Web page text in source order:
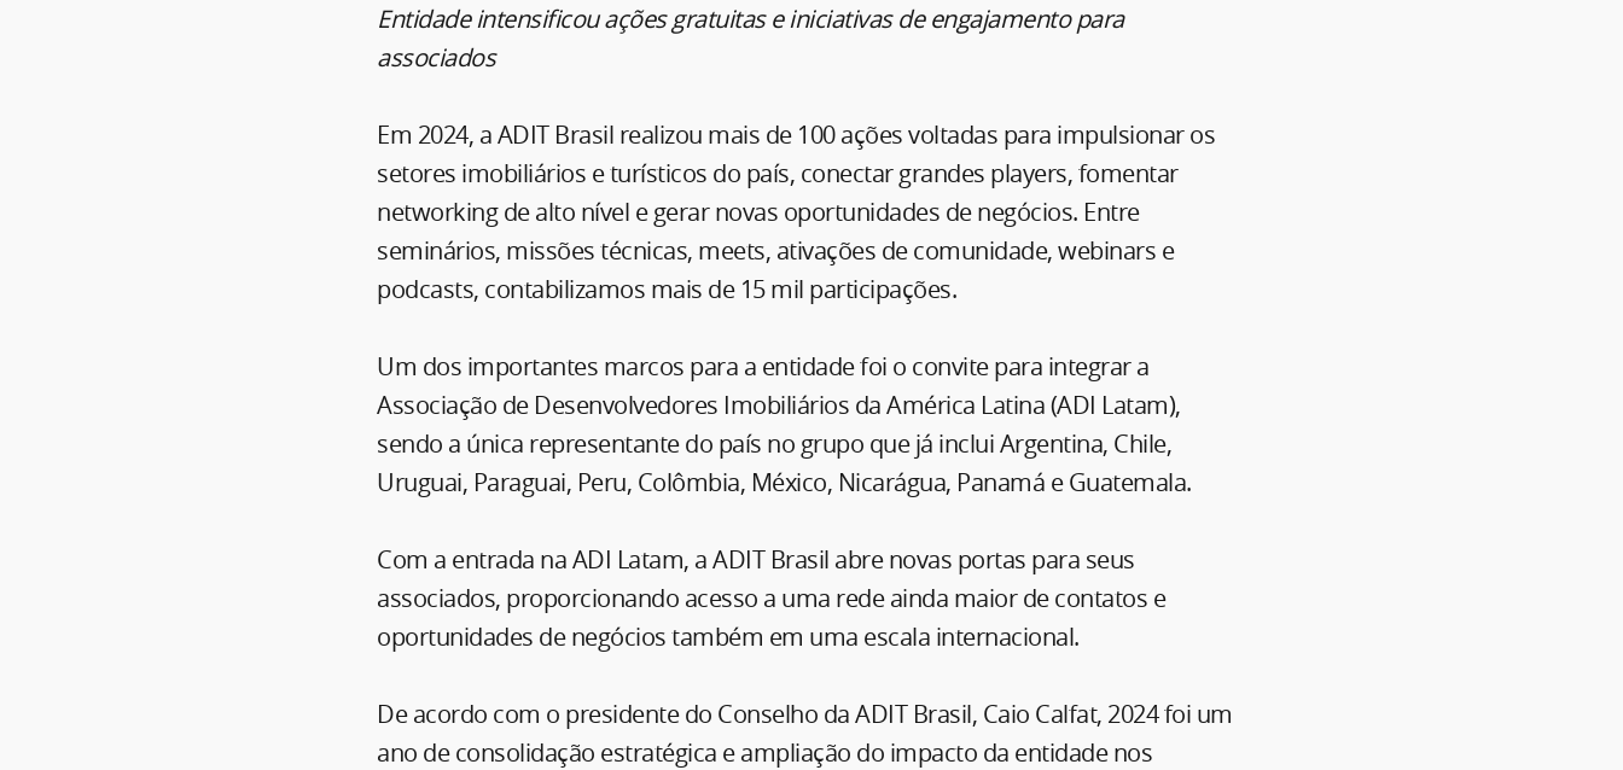
Entidade intensificou ações gratuitas e iniciativas de engajamento para
associados
Em 2024, a ADIT Brasil realizou mais de 100 ações voltadas para impulsionar os
setores imobiliários e turísticos do país, conectar grandes players, fomentar
networking de alto nível e gerar novas oportunidades de negócios. Entre
seminários, missões técnicas, meets, ativações de comunidade, webinars e
podcasts, contabilizamos mais de 15 mil participações.
Um dos importantes marcos para a entidade foi o convite para integrar a
Associação de Desenvolvedores Imobiliários da América Latina (ADI Latam),
sendo a única representante do país no grupo que já inclui Argentina, Chile,
Uruguai, Paraguai, Peru, Colômbia, México, Nicarágua, Panamá e Guatemala.
Com a entrada na ADI Latam, a ADIT Brasil abre novas portas para seus
associados, proporcionando acesso a uma rede ainda maior de contatos e
oportunidades de negócios também em uma escala internacional.
De acordo com o presidente do Conselho da ADIT Brasil, Caio Calfat, 2024 foi um
ano de consolidação estratégica e ampliação do impacto da entidade nos